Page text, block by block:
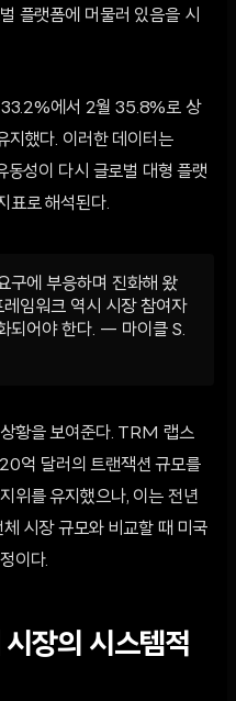
플랫폼에 머물러 있음을 시
에서 2월 35.8%로 상
지했다. 이러한 데이터는
성이 다시 글로벌 대형 플랫
표로 해석된다.
구에 부응하며 진화해 왔
임워크 역시 시장 참여자
되어야 한다. — 마이클 S.
황을 보여준다. TRM 랩스
억 달러의 트랜잭션 규모를
위를 유지했으나, 이는 전년
시장 규모와 비교할 때 미국
이다.
장의 시스템적